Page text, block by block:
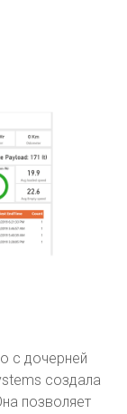
с дочерней
создала
позволяет